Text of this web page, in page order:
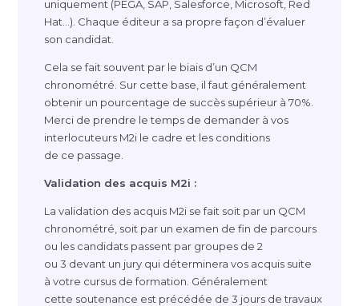
uniquement (PEGA, SAP, Salesforce, Microsoft, Red
Hat…). Chaque éditeur a sa propre façon d’évaluer
son candidat.
Cela se fait souvent par le biais d’un QCM
chronométré. Sur cette base, il faut généralement
obtenir un pourcentage de succès supérieur à 70%.
Merci de prendre le temps de demander à vos
interlocuteurs M2i le cadre et les conditions
de ce passage.
Validation des acquis M2i :
La validation des acquis M2i se fait soit par un QCM
chronométré, soit par un examen de fin de parcours
ou les candidats passent par groupes de 2
ou 3 devant un jury qui déterminera vos acquis suite
à votre cursus de formation. Généralement
cette soutenance est précédée de 3 jours de travaux